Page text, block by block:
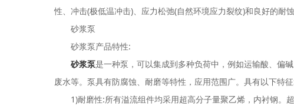
性、冲击(极低温冲击)、应力松弛(自然环境应力裂纹)和良好的耐蚀
砂浆泵
砂浆泵产品特性:
砂浆泵是一种泵，可以集成到多种负荷中，例如运输酸、偏
废水等。泵具有防腐蚀、耐磨等特性，应用范围广。具有以下特
1)耐磨性:所有溢流组件均采用超高分子量聚乙烯，内衬钢。